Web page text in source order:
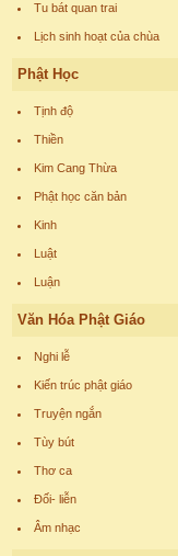
Tu bát quan trai
Lịch sinh hoạt của chùa
Phật Học
Tịnh độ
Thiền
Kim Cang Thừa
Phật học căn bản
Kinh
Luật
Luận
Văn Hóa Phật Giáo
Nghi lễ
Kiến trúc phật giáo
Truyện ngắn
Tùy bút
Thơ ca
Đối- liễn
Âm nhạc